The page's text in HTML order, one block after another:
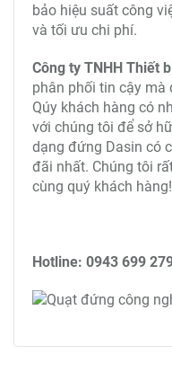
bảo hiệu suất công
và tối ưu chi phí.
Công ty TNHH Thiết
phân phối tin cậy mà
Qúy khách hàng có
với chúng tôi để sở
dạng đứng Dasin có
đãi nhất. Chúng tôi
cùng quý khách hàng!
Hotline: 0943 699